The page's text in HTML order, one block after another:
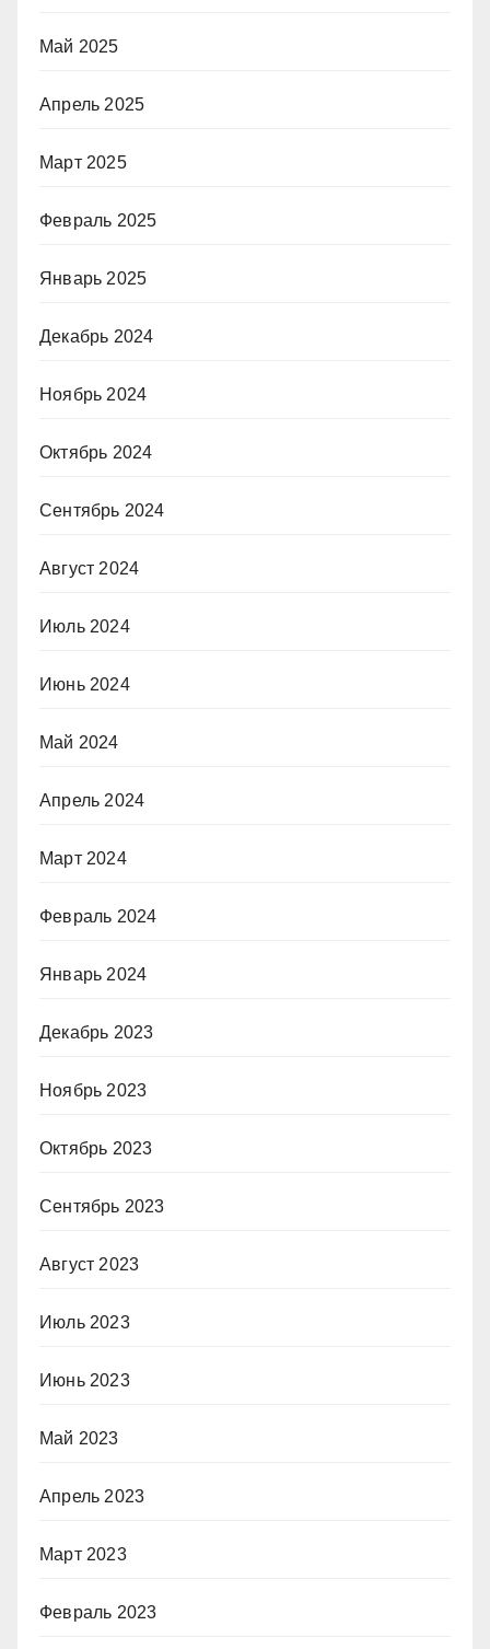
Май 2025
Апрель 2025
Март 2025
Февраль 2025
Январь 2025
Декабрь 2024
Ноябрь 2024
Октябрь 2024
Сентябрь 2024
Август 2024
Июль 2024
Июнь 2024
Май 2024
Апрель 2024
Март 2024
Февраль 2024
Январь 2024
Декабрь 2023
Ноябрь 2023
Октябрь 2023
Сентябрь 2023
Август 2023
Июль 2023
Июнь 2023
Май 2023
Апрель 2023
Март 2023
Февраль 2023